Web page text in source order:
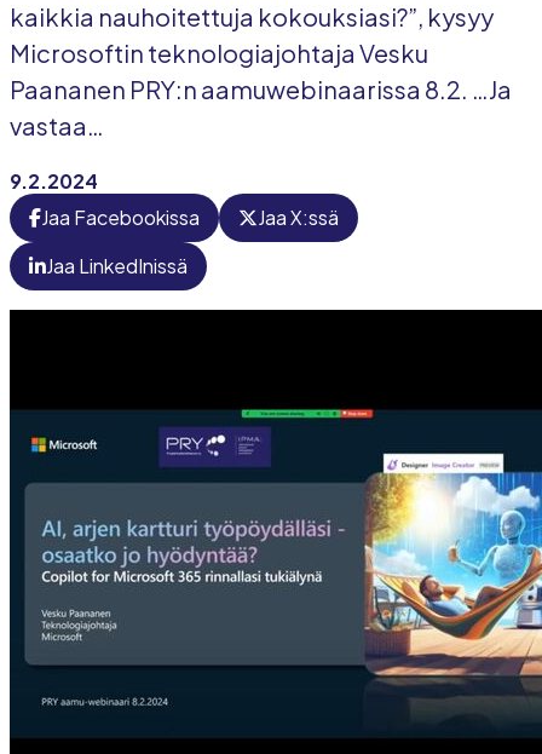
kaikkia nauhoitettuja kokouksiasi?”, kysyy
Microsoftin teknologiajohtaja Vesku
Paananen PRY:n aamuwebinaarissa 8.2. …Ja
vastaa…
9.2.2024
Jaa Facebookissa
Jaa X:ssä
Jaa LinkedInissä